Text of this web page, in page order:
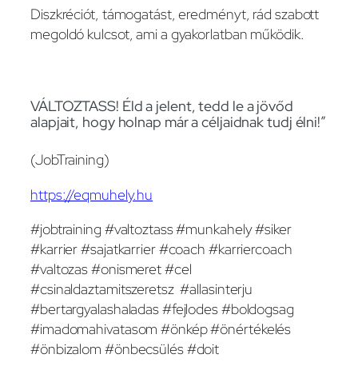
Diszkréciót, támogatást, eredményt, rád szabott
megoldó kulcsot, ami a gyakorlatban működik.
VÁLTOZTASS! Éld a jelent, tedd le a jövőd
alapjait, hogy holnap már a céljaidnak tudj élni!”
(JobTraining)
https://eqmuhely.hu
#jobtraining #valtoztass #munkahely #siker
#karrier #sajatkarrier #coach #karriercoach
#valtozas #onismeret #cel
#csinaldaztamitszeretsz #allasinterju
#bertargyalashaladas #fejlodes #boldogsag
#imadomahivatasom #önkép #önértékelés
#önbizalom #önbecsülés #doit